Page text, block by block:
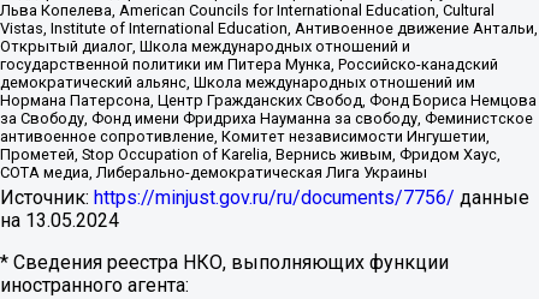
Льва Копелева, American Councils for International Education, Cultural
Vistas, Institute of International Education, Антивоенное движение Антальи,
Открытый диалог, Школа международных отношений и
государственной политики им Питера Мунка, Российско-канадский
демократический альянс, Школа международных отношений им
Нормана Патерсона, Центр Гражданских Свобод, Фонд Бориса Немцова
за Свободу, Фонд имени Фридриха Науманна за свободу, Феминистское
антивоенное сопротивление, Комитет независимости Ингушетии,
Прометей, Stop Occupation of Karelia, Вернись живым, Фридом Хаус,
СОТА медиа, Либерально-демократическая Лига Украины
Источник: https://minjust.gov.ru/ru/documents/7756/ данные
на 13.05.2024
* Сведения реестра НКО, выполняющих функции
иностранного агента: